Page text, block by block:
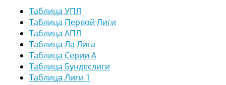
Таблица УПЛ
Таблица Первой Лиги
Таблица АПЛ
Таблица Ла Лига
Таблица Серии А
Таблица Бундеслиги
Таблица Лиги 1